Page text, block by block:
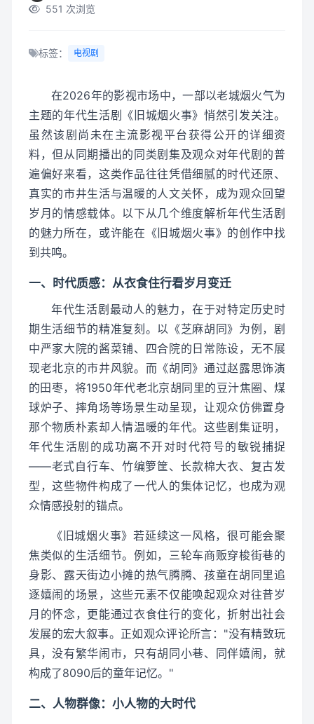
551 次浏览
标签： 电视剧
在2026年的影视市场中，一部以老城烟火气为
主题的年代生活剧《旧城烟火事》悄然引发关注。
虽然该剧尚未在主流影视平台获得公开的详细资
料，但从同期播出的同类剧集及观众对年代剧的普
遍偏好来看，这类作品往往凭借细腻的时代还原、
真实的市井生活与温暖的人文关怀，成为观众回望
岁月的情感载体。以下从几个维度解析年代生活剧
的魅力所在，或许能在《旧城烟火事》的创作中找
到共鸣。
一、时代质感：从衣食住行看岁月变迁
年代生活剧最动人的魅力，在于对特定历史时
期生活细节的精准复刻。以《芝麻胡同》为例，剧
中严家大院的酱菜铺、四合院的日常陈设，无不展
现老北京的市井风貌。而《胡同》通过赵露思饰演
的田枣，将1950年代老北京胡同里的豆汁焦圈、煤
球炉子、摔角场等场景生动呈现，让观众仿佛置身
那个物质朴素却人情温暖的年代。这些剧集证明，
年代生活剧的成功离不开对时代符号的敏锐捕捉
——老式自行车、竹编箩筐、长款棉大衣、复古发
型，这些物件构成了一代人的集体记忆，也成为观
众情感投射的锚点。
《旧城烟火事》若延续这一风格，很可能会聚
焦类似的生活细节。例如，三轮车商贩穿梭街巷的
身影、露天街边小摊的热气腾腾、孩童在胡同里追
逐嬉闹的场景，这些元素不仅能唤起观众对往昔岁
月的怀念，更能通过衣食住行的变化，折射出社会
发展的宏大叙事。正如观众评论所言："没有精致玩
具，没有繁华闹市，只有胡同小巷、同伴嬉闹，就
构成了8090后的童年记忆。"
二、人物群像：小人物的大时代